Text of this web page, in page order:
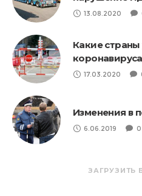
13.08.2020
Какие
17.03.2020
Изменения в
6.06.2019 0
ЗАГРУЗИТЬ